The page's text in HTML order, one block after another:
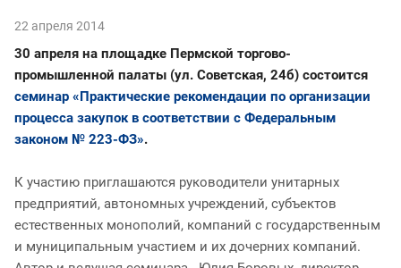
22 апреля 2014
30 апреля на площадке Пермской торгово-
промышленной палаты (ул. Советская, 24б) состоится
семинар «Практические рекомендации по организации
процесса закупок в соответствии с Федеральным
законом № 223-ФЗ».
К участию приглашаются руководители унитарных
предприятий, автономных учреждений, субъектов
естественных монополий, компаний с государственным
и муниципальным участием и их дочерних компаний.